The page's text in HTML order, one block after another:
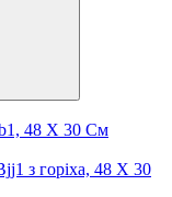
48 Х 30 См